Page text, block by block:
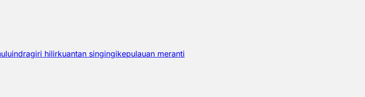
indragiri hilirkuantan singingikepulauan meranti